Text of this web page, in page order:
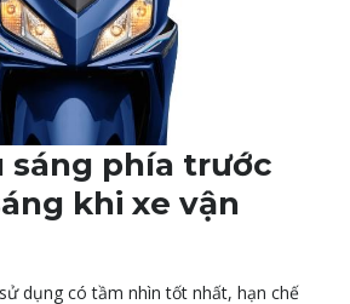
sáng phía trước
khi xe vận
dụng có tầm nhìn tốt nhất, hạn chế